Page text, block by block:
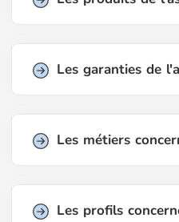
Les garanties de
Les métiers
Les profils